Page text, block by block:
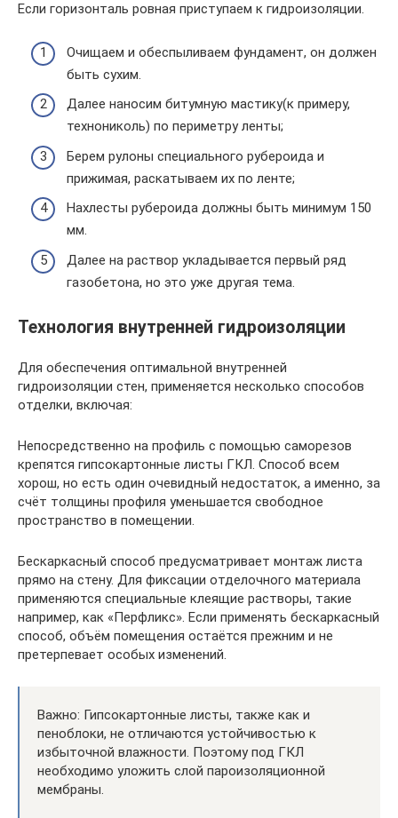
Если горизонталь ровная приступаем к гидроизоляции.
Очищаем и обеспыливаем фундамент, он должен
быть сухим.
Далее наносим битумную мастику(к примеру,
технониколь) по периметру ленты;
Берем рулоны специального рубероида и
прижимая, раскатываем их по ленте;
Нахлесты рубероида должны быть минимум 150
мм.
Далее на раствор укладывается первый ряд
газобетона, но это уже другая тема.
Технология внутренней гидроизоляции
Для обеспечения оптимальной внутренней
гидроизоляции стен, применяется несколько способов
отделки, включая:
Непосредственно на профиль с помощью саморезов
крепятся гипсокартонные листы ГКЛ. Способ всем
хорош, но есть один очевидный недостаток, а именно, за
счёт толщины профиля уменьшается свободное
пространство в помещении.
Бескаркасный способ предусматривает монтаж листа
прямо на стену. Для фиксации отделочного материала
применяются специальные клеящие растворы, такие
например, как «Перфликс». Если применять бескаркасный
способ, объём помещения остаётся прежним и не
претерпевает особых изменений.
Важно: Гипсокартонные листы, также как и
пеноблоки, не отличаются устойчивостью к
избыточной влажности. Поэтому под ГКЛ
необходимо уложить слой пароизоляционной
мембраны.